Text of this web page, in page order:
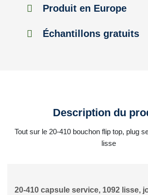
Produit en Europe
Échantillons gratuits
Description du
Tout sur le 20-410 bouchon flip top, plug
lisse
20-410 capsule service, 1092 lisse,